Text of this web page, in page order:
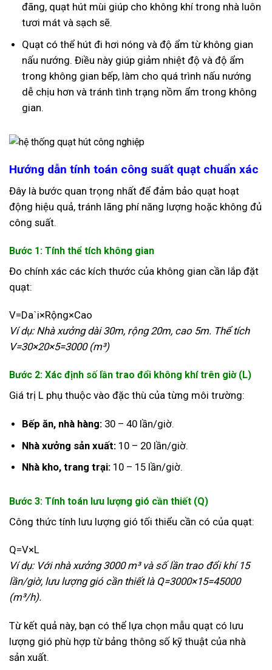
đãng, quạt hút mùi giúp cho không khí trong nhà luôn
tươi mát và sạch sẽ.
Quạt có thể hút đi hơi nóng và độ ẩm từ không gian
nấu nướng. Điều này giúp giảm nhiệt độ và độ ẩm
trong không gian bếp, làm cho quá trình nấu nướng
dễ chịu hơn và tránh tình trạng nồm ẩm trong không
gian.
Hướng dẫn tính toán công suất quạt chuẩn xác
Đây là bước quan trọng nhất để đảm bảo quạt hoạt
động hiệu quả, tránh lãng phí năng lượng hoặc không đủ
công suất.
Bước 1: Tính thể tích không gian
Đo chính xác các kích thước của không gian cần lắp đặt
quạt:
V=Daˋi×Rộng×Cao
Ví dụ: Nhà xưởng dài 30m, rộng 20m, cao 5m. Thể tích
V=30×20×5=3000(m³)
Bước 2: Xác định số lần trao đổi không khí trên giờ (L)
Giá trị L phụ thuộc vào đặc thù của từng môi trường:
Bếp ăn, nhà hàng:30 – 40 lần/giờ.
Nhà xưởng sản xuất:10 – 20 lần/giờ.
Nhà kho, trang trại:10 – 15 lần/giờ.
Bước 3: Tính toán lưu lượng gió cần thiết (Q)
Công thức tính lưu lượng gió tối thiểu cần có của quạt:
Q=V×L
Ví dụ: Với nhà xưởng 3000 m³ và số lần trao đổi khí 15
lần/giờ, lưu lượng gió cần thiết là Q=3000×15=45000
(m³/h).
Từ kết quả này, bạn có thể lựa chọn mẫu quạt có lưu
lượng gió phù hợp từ bảng thông số kỹ thuật của nhà
sản xuất.